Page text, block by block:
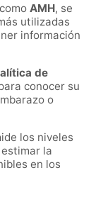
AMH, se
utilizadas
información
de
conocer su
o
los niveles
la
en los